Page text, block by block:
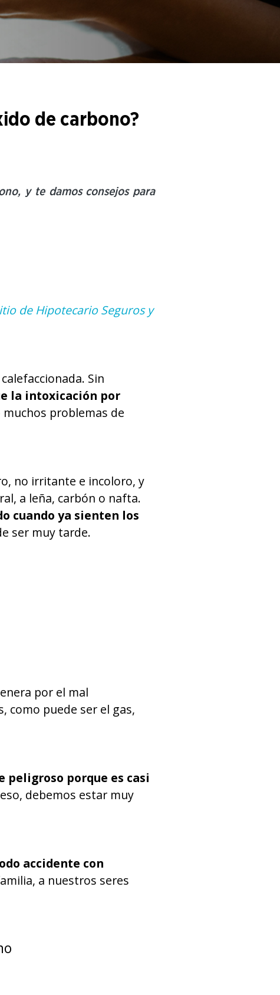
de carbono?
y te damos consejos para
de Hipotecario Seguros y
Sin
la intoxicación por
problemas de
no irritante e incoloro, y
a leña, carbón o nafta.
cuando ya sienten los
ser muy tarde.
por el mal
como puede ser el gas,
peligroso porque es casi
debemos estar muy
accidente con
a nuestros seres